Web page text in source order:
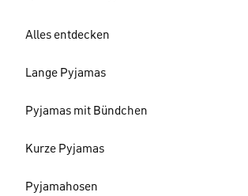
Alles entdecken
Lange Pyjamas
Pyjamas mit Bündchen
Kurze Pyjamas
Pyjamahosen